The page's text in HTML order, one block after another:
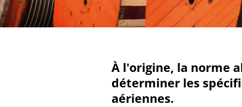
À l'origine, la norme
déterminer les
aériennes.